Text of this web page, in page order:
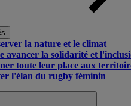
la nature et le climat
avancer la solidarité et
toute leur place aux
l'élan du rugby féminin